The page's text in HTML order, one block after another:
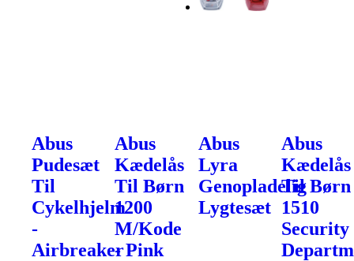
Abus
Pudesæt
Til
Cykelhjelm
-
Airbreaker
Abus
Kædelås
Til Børn
1200
M/Kode
- Pink
Abus
Lyra
Genopladelig
Lygtesæt
Abus
Kædelås
Til Børn
1510
Security